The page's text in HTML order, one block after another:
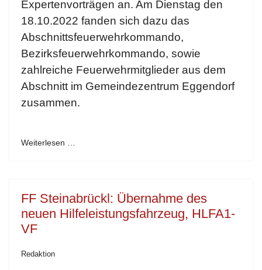
Expertenvorträgen an. Am Dienstag den
18.10.2022 fanden sich dazu das
Abschnittsfeuerwehrkommando,
Bezirksfeuerwehrkommando, sowie
zahlreiche Feuerwehrmitglieder aus dem
Abschnitt im Gemeindezentrum Eggendorf
zusammen.
Weiterlesen …
FF Steinabrückl: Übernahme des
neuen Hilfeleistungsfahrzeug, HLFA1-
VF
Redaktion